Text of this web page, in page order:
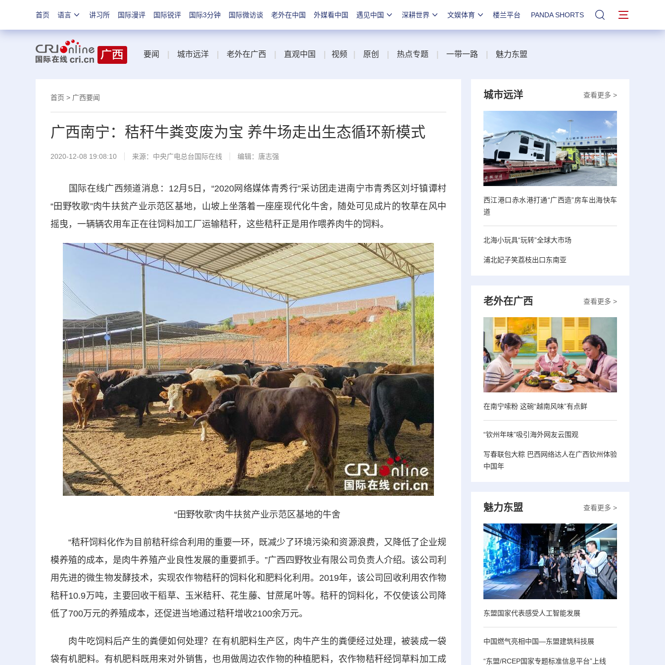
首页 语言 讲习所 国际漫评 国际锐评 国际3分钟 国际微访谈 老外在中国 外媒看中国 遇见中国 深耕世界 文娱体育 楼兰平台 PANDA SHORTS 站内搜索
要闻 城市远洋 老外在广西 直观中国 视频 原创 热点专题 一带一路 魅力东盟
首页 > 广西要闻
广西南宁：秸秆牛粪变废为宝 养牛场走出生态循环新模式
2020-12-08 19:08:10 来源： 中央广电总台国际在线 编辑：唐志强
国际在线广西频道消息：12月5日，“2020网络媒体青秀行”采访团走进南宁市青秀区刘圩镇谭村
“田野牧歌”肉牛扶贫产业示范区基地，山坡上坐落着一座座现代化牛舍，随处可见成片的牧草在风中
摇曳，一辆辆农用车正在往饲料加工厂运输秸秆，这些秸秆正是用作喂养肉牛的饲料。
“田野牧歌”肉牛扶贫产业示范区基地的牛舍
“秸秆饲料化作为目前秸秆综合利用的重要一环，既减少了环境污染和资源浪费，又降低了企业规
模养殖的成本，是肉牛养殖产业良性发展的重要抓手。”广西四野牧业有限公司负责人介绍。该公司利
用先进的微生物发酵技术，实现农作物秸秆的饲料化和肥料化利用。2019年，该公司回收利用农作物
秸秆10.9万吨，主要回收干稻草、玉米秸秆、花生藤、甘蔗尾叶等。秸秆的饲料化，不仅使该公司降
低了700万元的养殖成本，还促进当地通过秸秆增收2100余万元。
肉牛吃饲料后产生的粪便如何处理？在有机肥料生产区，肉牛产生的粪便经过处理，被装成一袋
袋有机肥料。有机肥料既用来对外销售，也用做周边农作物的种植肥料，农作物秸秆经饲草料加工成
查看更多 >
城市远洋
西江港口赤水港打通“广西造”房车出海快车
道
北海小玩具“玩转”全球大市场
浦北妃子笑荔枝出口东南亚
查看更多 >
老外在广西
在南宁嗦粉 这碗“越南风味”有点鲜
“钦州年味”吸引海外网友云围观
写春联包大粽 巴西网络达人在广西钦州体验
中国年
查看更多 >
魅力东盟
东盟国家代表感受人工智能发展
中国燃气亮相中国—东盟建筑科技展
“东盟/RCEP国家专题标准信息平台”上线